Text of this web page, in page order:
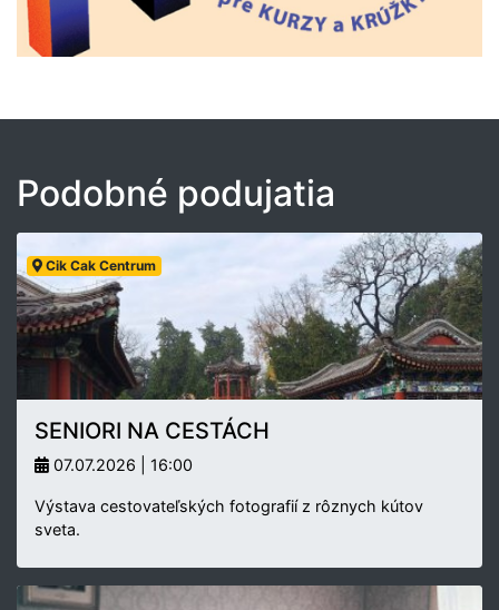
Podobné podujatia
Cik Cak Centrum
SENIORI NA CESTÁCH
07.07.2026 | 16:00
Výstava cestovateľských fotografií z rôznych kútov
sveta.